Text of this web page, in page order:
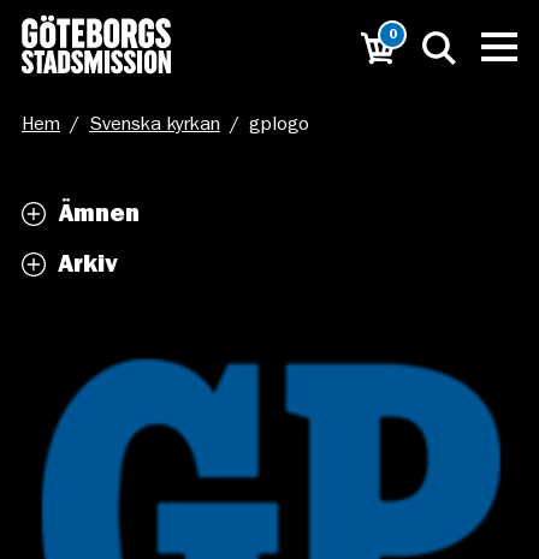
0
Hem / Svenska kyrkan / gplogo
Ämnen
Arkiv